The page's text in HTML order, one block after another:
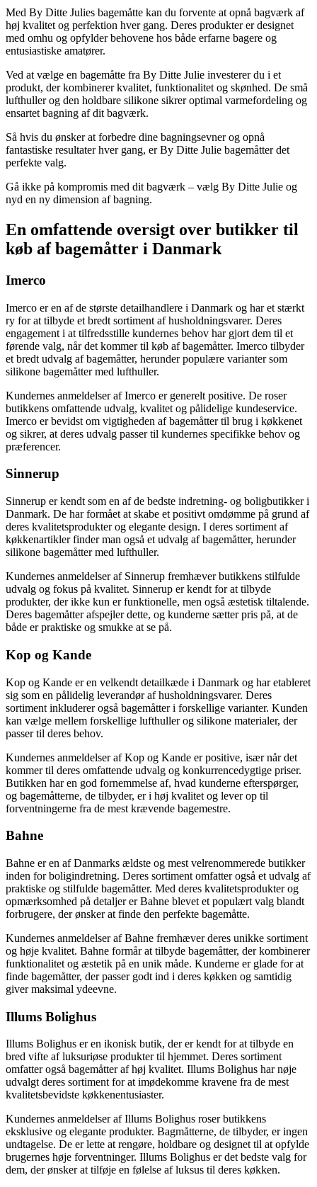
Med By Ditte Julies bagemåtte kan du forvente at opnå bagværk af
høj kvalitet og perfektion hver gang. Deres produkter er designet
med omhu og opfylder behovene hos både erfarne bagere og
entusiastiske amatører.
Ved at vælge en bagemåtte fra By Ditte Julie investerer du i et
produkt, der kombinerer kvalitet, funktionalitet og skønhed. De små
lufthuller og den holdbare silikone sikrer optimal varmefordeling og
ensartet bagning af dit bagværk.
Så hvis du ønsker at forbedre dine bagningsevner og opnå
fantastiske resultater hver gang, er By Ditte Julie bagemåtter det
perfekte valg.
Gå ikke på kompromis med dit bagværk – vælg By Ditte Julie og
nyd en ny dimension af bagning.
En omfattende oversigt over butikker til
køb af bagemåtter i Danmark
Imerco
Imerco er en af de største detailhandlere i Danmark og har et stærkt
ry for at tilbyde et bredt sortiment af husholdningsvarer. Deres
engagement i at tilfredsstille kundernes behov har gjort dem til et
førende valg, når det kommer til køb af bagemåtter. Imerco tilbyder
et bredt udvalg af bagemåtter, herunder populære varianter som
silikone bagemåtter med lufthuller.
Kundernes anmeldelser af Imerco er generelt positive. De roser
butikkens omfattende udvalg, kvalitet og pålidelige kundeservice.
Imerco er bevidst om vigtigheden af bagemåtter til brug i køkkenet
og sikrer, at deres udvalg passer til kundernes specifikke behov og
præferencer.
Sinnerup
Sinnerup er kendt som en af de bedste indretning- og boligbutikker i
Danmark. De har formået at skabe et positivt omdømme på grund af
deres kvalitetsprodukter og elegante design. I deres sortiment af
køkkenartikler finder man også et udvalg af bagemåtter, herunder
silikone bagemåtter med lufthuller.
Kundernes anmeldelser af Sinnerup fremhæver butikkens stilfulde
udvalg og fokus på kvalitet. Sinnerup er kendt for at tilbyde
produkter, der ikke kun er funktionelle, men også æstetisk tiltalende.
Deres bagemåtter afspejler dette, og kunderne sætter pris på, at de
både er praktiske og smukke at se på.
Kop og Kande
Kop og Kande er en velkendt detailkæde i Danmark og har etableret
sig som en pålidelig leverandør af husholdningsvarer. Deres
sortiment inkluderer også bagemåtter i forskellige varianter. Kunden
kan vælge mellem forskellige lufthuller og silikone materialer, der
passer til deres behov.
Kundernes anmeldelser af Kop og Kande er positive, især når det
kommer til deres omfattende udvalg og konkurrencedygtige priser.
Butikken har en god fornemmelse af, hvad kunderne efterspørger,
og bagemåtterne, de tilbyder, er i høj kvalitet og lever op til
forventningerne fra de mest krævende bagemestre.
Bahne
Bahne er en af Danmarks ældste og mest velrenommerede butikker
inden for boligindretning. Deres sortiment omfatter også et udvalg af
praktiske og stilfulde bagemåtter. Med deres kvalitetsprodukter og
opmærksomhed på detaljer er Bahne blevet et populært valg blandt
forbrugere, der ønsker at finde den perfekte bagemåtte.
Kundernes anmeldelser af Bahne fremhæver deres unikke sortiment
og høje kvalitet. Bahne formår at tilbyde bagemåtter, der kombinerer
funktionalitet og æstetik på en unik måde. Kunderne er glade for at
finde bagemåtter, der passer godt ind i deres køkken og samtidig
giver maksimal ydeevne.
Illums Bolighus
Illums Bolighus er en ikonisk butik, der er kendt for at tilbyde en
bred vifte af luksuriøse produkter til hjemmet. Deres sortiment
omfatter også bagemåtter af høj kvalitet. Illums Bolighus har nøje
udvalgt deres sortiment for at imødekomme kravene fra de mest
kvalitetsbevidste køkkenentusiaster.
Kundernes anmeldelser af Illums Bolighus roser butikkens
eksklusive og elegante produkter. Bagmåtterne, de tilbyder, er ingen
undtagelse. De er lette at rengøre, holdbare og designet til at opfylde
brugernes høje forventninger. Illums Bolighus er det bedste valg for
dem, der ønsker at tilføje en følelse af luksus til deres køkken.